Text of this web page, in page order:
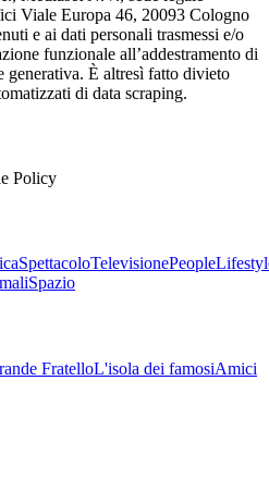
Viale Europa 46, 20093 Cologno
e ai dati personali trasmessi e/o
funzionale all’addestramento di
È altresì fatto divieto
di data scraping.
Policy
SpettacoloTelevisionePeople
Spazio
FratelloL'isola dei famosiAmici